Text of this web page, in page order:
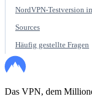
NordVPN-Testversion
Sources
Häufig gestellte Fragen
Das VPN, dem